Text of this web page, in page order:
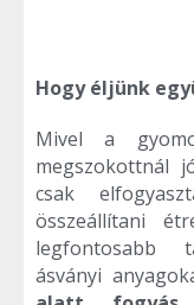
Hogy éljünk
Mivel a
megszokottnál
csak
összeállítani
legfontosabb
ásványi